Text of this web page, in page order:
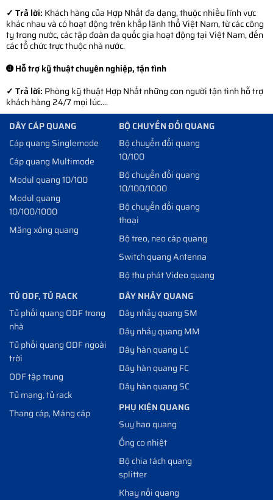
✓ Trả lời: Khách hàng của Hợp Nhất đa dạng, thuộc nhiều lĩnh vực
khác nhau và có hoạt động trên khắp lãnh thổ Việt Nam, từ các công
ty trong nước, các tập đoàn đa quốc gia hoạt động tại Việt Nam, đến
các tổ chức trực thuộc nhà nước.
➍ Hỗ trợ kỹ thuật chuyên nghiệp, tận tình
✓ Trả lời: Phòng kỹ thuật Hợp Nhất những con người tận tình hỗ trợ
khách hàng 24/7 mọi lúc....
DÂY CÁP QUANG
Cáp quang Singlemode
Cáp quang Multimode
Modul quang 10/100
Modul quang
10/100/1000
Măng xông quang
BỘ CHUYỂN ĐỔI QUANG
Bộ chuyển đổi quang
10/100
Bộ chuyển đổi quang
10/100/1000
Bộ chuyển đổi quang
thoại
Bộ treo, neo cáp quang
Switch quang Antenna
Bộ thu phát Video quang
TỦ ODF, TỦ RACK
Tủ phối quang ODF trong
nhà
Tủ phối quang ODF ngoài
trời
ODF tập trung
Tủ mạng, tủ rack
Thang cáp, Máng cáp
DÂY NHẢY QUANG
Dây nhảy quang SM
Dây nhảy quang MM
Dây hàn quang LC
Dây hàn quang FC
Dây hàn quang SC
PHỤ KIỆN QUANG
Suy hao quang
Ống co nhiệt
Bộ chia tách quang
splitter
Khay nối quang